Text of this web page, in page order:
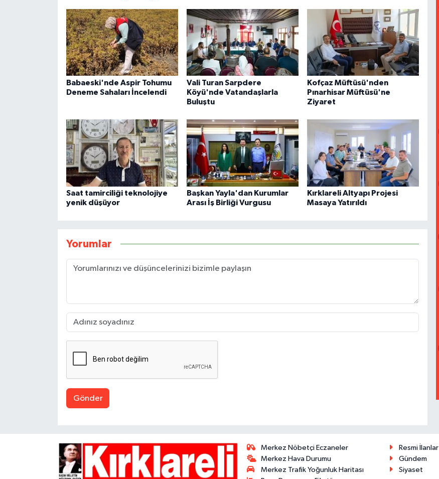
Babaeski'nde Aspir Tohumu
Deneme Sahaları İncelendi
Vali Turan Sarpdere
Köyü'nde Vatandaşlarla
Buluştu
Kofçaz Müftüsü'nden
Pınarhisar Müftüsü'ne
Ziyaret
Saat tamirciliği teknolojiye
yenik düşüyor
Başkan Yayla'dan Kurumlar
Arası İş Birliği Vurgusu
Kırklareli Altyapı Projesi
Masaya Yatırıldı
Yorumlar
Gönder
Merkez Nöbetçi Eczaneler
Merkez Hava Durumu
Merkez Trafik Yoğunluk Haritası
Resmi İlanlar
Gündem
Siyaset